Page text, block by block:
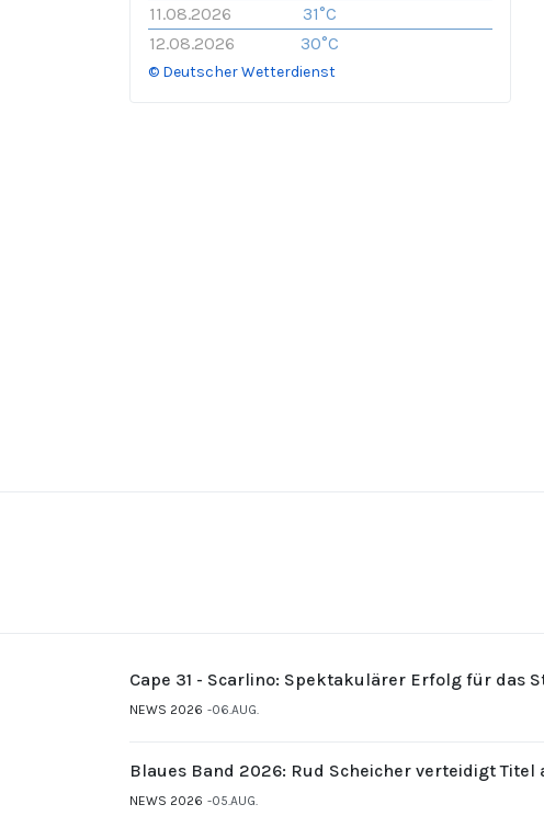
11.08.2026
31°C
12.08.2026
30°C
© Deutscher Wetterdienst
Cape 31 - Scarlino: Spektakulärer Erfolg für das
NEWS 2026 06.AUG.
Blaues Band 2026: Rud Scheicher verteidigt
NEWS 2026 05.AUG.